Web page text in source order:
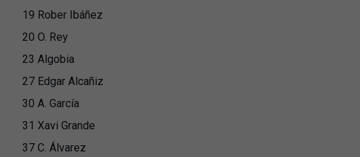
19 Rober Ibáñez
20 O. Rey
23 Algobia
27 Edgar Alcañiz
30 A. García
31 Xavi Grande
37 C. Álvarez